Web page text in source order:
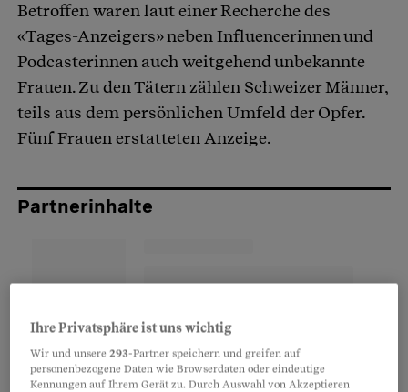
Betroffen waren laut einer Recherche des
«Tages-Anzeigers» neben Influencerinnen und
Podcasterinnen auch weitgehend unbekannte
Frauen. Zu den Tätern zählen Schweizer Männer,
teils aus dem persönlichen Umfeld der Opfer.
Fünf Frauen erstatteten Anzeige.
Partnerinhalte
Ihre Privatsphäre ist uns wichtig
Wir und unsere293-Partner speichern und greifen auf
personenbezogene Daten wie Browserdaten oder eindeutige
Kennungen auf Ihrem Gerät zu. Durch Auswahl von Akzeptieren